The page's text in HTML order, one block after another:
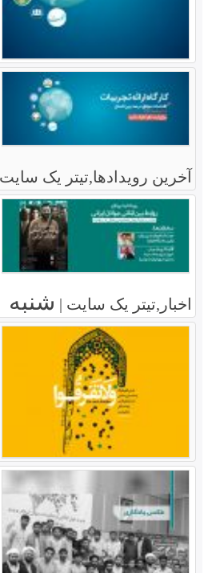
آخرین رویدادها,تیتر یک
اخبار,تیتر یک سایت | شنبه ۱۰ شهریور ۱۳۹۷